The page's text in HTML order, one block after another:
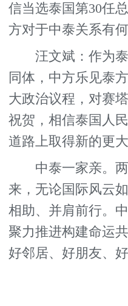
信当选泰国第30任
方对于中泰关系有何
汪文斌：作为泰
同体，中方乐见泰
大政治议程，对赛
祝贺，相信泰国人
道路上取得新的更大
中泰一家亲。两
来，无论国际风云
相助、并肩前行。
聚力推进构建命运
好邻居、好朋友、